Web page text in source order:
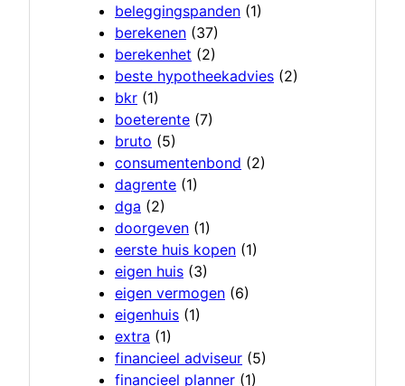
beleggingspanden (1)
berekenen (37)
berekenhet (2)
beste hypotheekadvies (2)
bkr (1)
boeterente (7)
bruto (5)
consumentenbond (2)
dagrente (1)
dga (2)
doorgeven (1)
eerste huis kopen (1)
eigen huis (3)
eigen vermogen (6)
eigenhuis (1)
extra (1)
financieel adviseur (5)
financieel planner (1)